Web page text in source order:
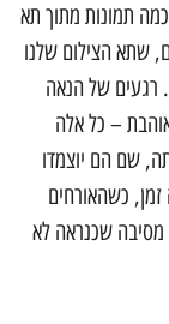
תמונות מתוך תא
שתא הצילום שלנו
רגעים של הנאה
– כל אלה
שם הם יוצמדו
כשהאורחים
מסיבה שכנראה לא